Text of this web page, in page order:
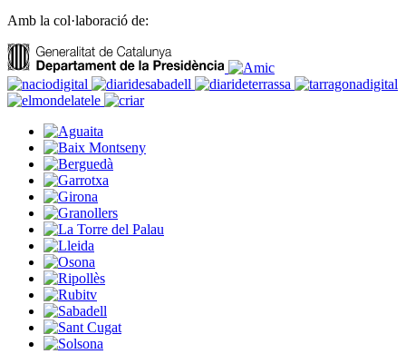
Amb la col·laboració de: